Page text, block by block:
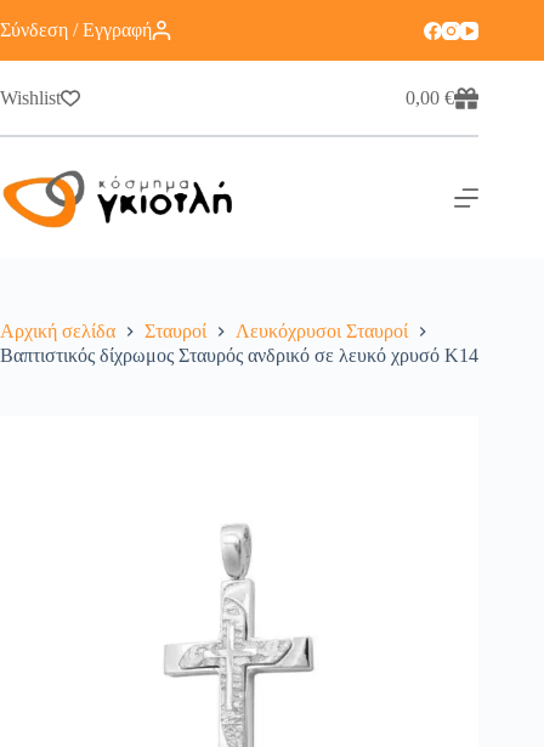
Σύνδεση / Εγγραφή
Wishlist 0,00€
Αρχική σελίδα Σταυροί
Λευκόχρυσοι Σταυροί
Βαπτιστικός δίχρωμος Σταυρός ανδρικό σε λευκό χρυσό Κ14